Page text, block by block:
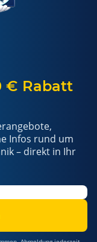
€ Rabatt
Infos rund um
– direkt in Ihr